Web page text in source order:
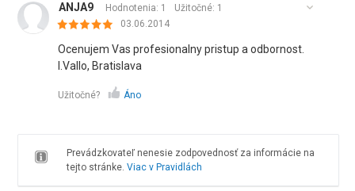
ANJA9 Hodnotenia: 1 Užitočné: 1
03.06.2014
Ocenujem Vas profesionalny pristup a odbornost.
I.Vallo, Bratislava
Užitočné? Áno
Prevádzkovateľ nenesie zodpovednosť za informácie na
tejto stránke. Viac v Pravidlách